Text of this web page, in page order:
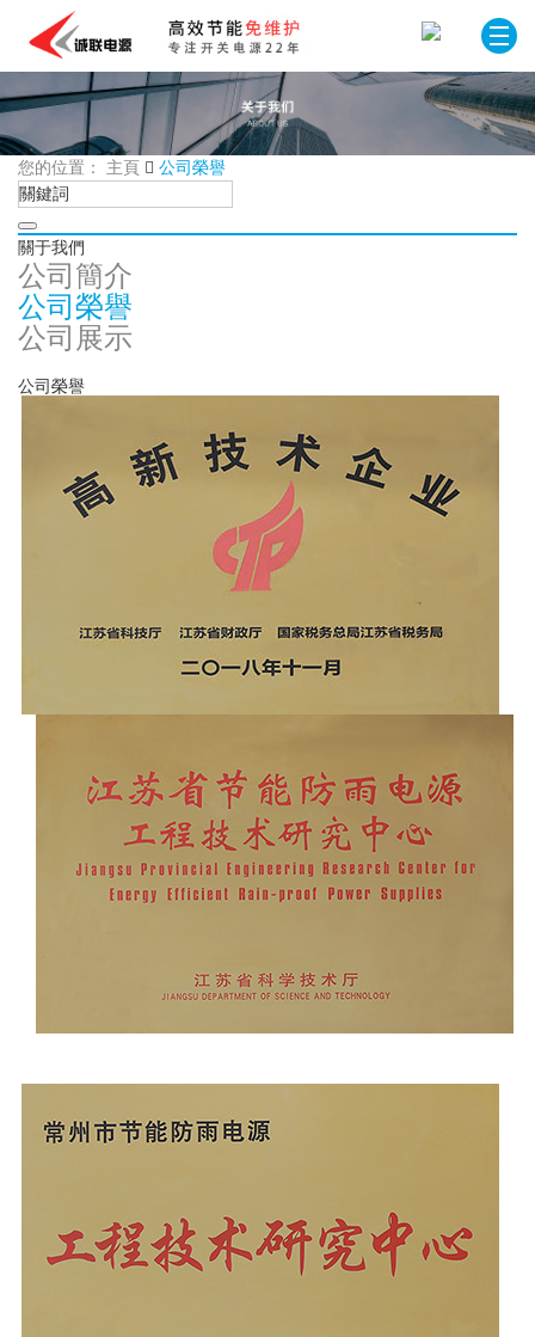
您的位置： 主頁 公司榮譽
關于我們
公司簡介
公司榮譽
公司展示
公司榮譽